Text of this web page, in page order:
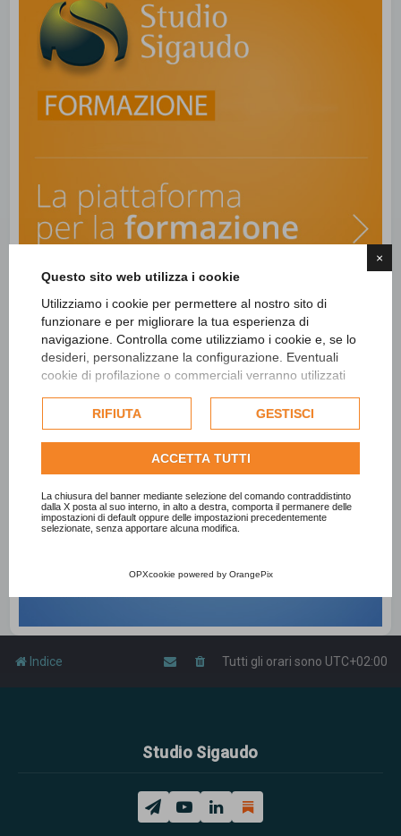
×
Questo sito web utilizza i cookie
Utilizziamo i cookie per permettere al nostro sito di
funzionare e per migliorare la tua esperienza di
navigazione. Controlla come utilizziamo i cookie e, se lo
desideri, personalizzane la configurazione. Eventuali
cookie di profilazione o commerciali verranno utilizzati
dell'utente e, se consentito, potrebbero essere utilizzati
per personalizzare gli annunci pubblicitari. Per ulteriori
informazioni su come Google utilizza i dati raccolti,
politica sulla privacy di Google
Consulta l'informativa cookie completa.
RIFIUTA GESTISCI
ACCETTA TUTTI
La chiusura del banner mediante selezione del comando contraddistinto
dalla X posta al suo interno, in alto a destra, comporta il permanere delle
impostazioni di default oppure delle impostazioni precedentemente
selezionate, senza apportare alcuna modifica.
OPXcookie powered by OrangePix
Indice Tutti gli orari sono UTC+02:00
Studio Sigaudo